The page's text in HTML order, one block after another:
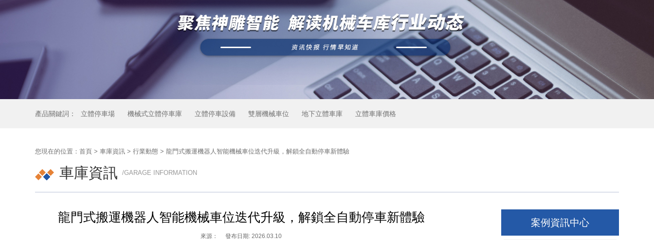
產品關鍵詞： 立體停車場 機械式立體停車庫 立體停車設備 雙層機械車位 地下立體車庫 立體車庫價格
您現在的位置： 首頁 > 車庫資訊 > 行業動態 > 龍門式搬運機器人智能機械車位迭代升級，解鎖全自動停車新體驗
車庫資訊 /GARAGE INFORMATION
案例資訊中心
龍門式搬運機器人智能機械車位迭代升級，解鎖全自動停車新體驗
來源： 發布日期: 2026.03.10